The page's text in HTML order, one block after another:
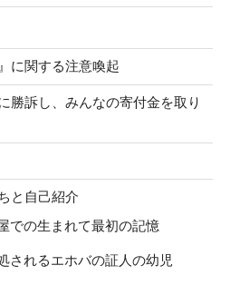
に関する注意喚起
勝訴し、みんなの寄付金を取り
と自己紹介
での生まれて最初の記憶
されるエホバの証人の幼児